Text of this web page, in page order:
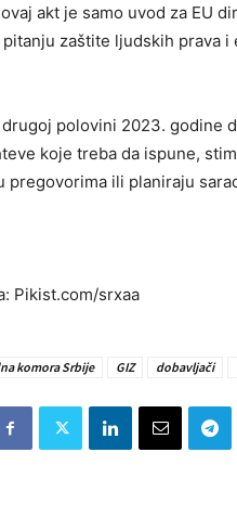
akt je samo uvod za EU
zaštite ljudskih prava i
polovini 2023. godine
koje treba da ispune,
pregovorima ili planiraju
Pikist.com/srxaa
komora Srbije GIZ dobavljači